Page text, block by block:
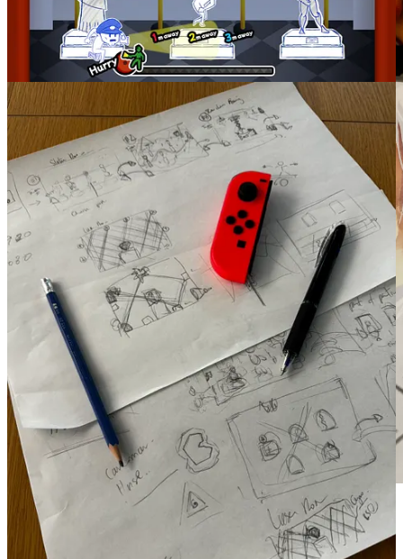
La très jolie jaquette japonaise du jeu Another Code